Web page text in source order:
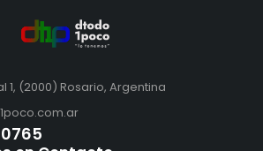
1, (2000) Rosario, Argentina